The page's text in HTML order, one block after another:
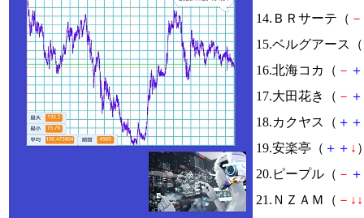
14.ＢＲサーテ（ －
15.ベルグアース（
16.北海コカ（ － ＋
17.大田花き（ － ＋
18.カクヤス（ ＋ ＋
19.安楽亭（ ＋ ＋ ↓
20.ピープル（ － ＋
21.ＮＺＡＭ（ － ↓ ↓